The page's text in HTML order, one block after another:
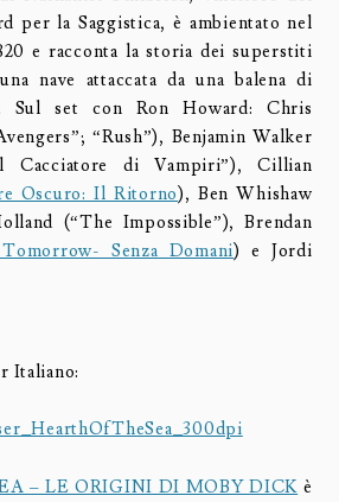
per la Saggistica, è ambientato nel
e racconta la storia dei superstiti
nave attaccata da una balena di
Sul set con Ron Howard: Chris
“Rush”), Benjamin Walker
Cacciatore di Vampiri”), Cillian
Oscuro: Il Ritorno), Ben Whishaw
(“The Impossible”), Brendan
Senza Domani) e Jordi
Italiano:
– LE ORIGINI DI MOBY DICK è